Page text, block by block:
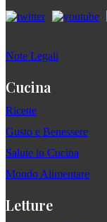
Note Legali
Cucina
Ricette
Gusto e Benessere
Salute in Cucina
Mondo Alimentare
Letture